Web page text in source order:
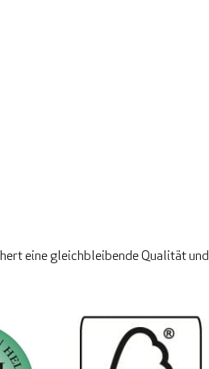
eine gleichbleibende Qualität und